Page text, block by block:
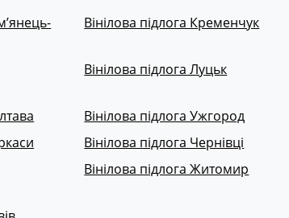
Вінілова підлога Кременчук
Вінілова підлога Луцьк
Вінілова підлога Ужгород
Вінілова підлога Чернівці
Вінілова підлога Житомир